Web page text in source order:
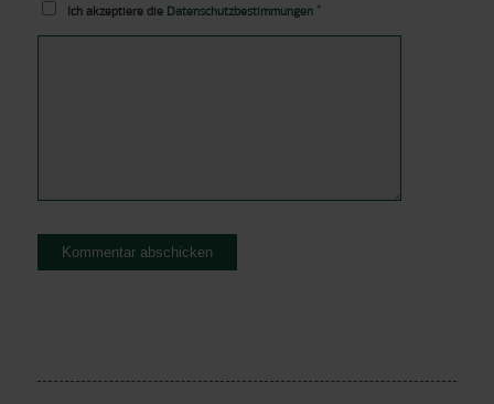
Ich akzeptiere die Datenschutzbestimmungen *